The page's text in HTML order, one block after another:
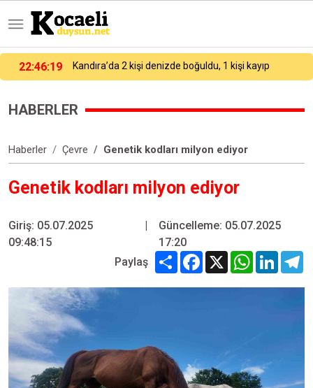
22:21:28 Avcılar’da demir sopalı, taşlı kavga: 1 yaralı
HABERLER
Haberler Çevre Genetik kodları milyon ediyor
Genetik kodları milyon ediyor
Giriş: 05.07.2025
09:48:15
|
Güncelleme: 05.07.2025
17:20
Paylaş
Share Facebook
X WhatsApp